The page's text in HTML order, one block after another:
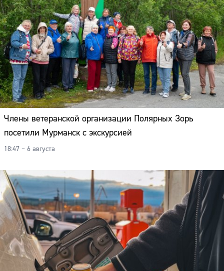
Члены ветеранской организации Полярных Зорь
посетили Мурманск с экскурсией
18:47 – 6 августа